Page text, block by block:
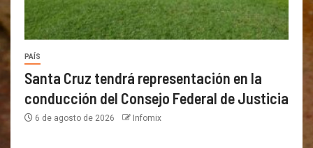
PAÍS
Santa Cruz tendrá representación en la
conducción del Consejo Federal de Justicia
6 de agosto de 2026 Infomix